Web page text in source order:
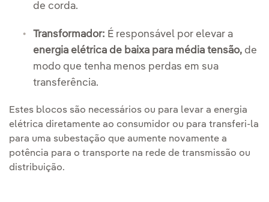
de corda.
Transformador: É responsável por elevar a
energia elétrica de baixa para média tensão, de
modo que tenha menos perdas em sua
transferência.
Estes blocos são necessários ou para levar a energia
elétrica diretamente ao consumidor ou para transferi-la
para uma subestação que aumente novamente a
potência para o transporte na rede de transmissão ou
distribuição.